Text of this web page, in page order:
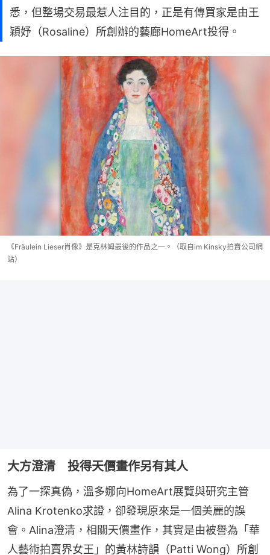
悉，但整場交易最惹人注目的，正是有傳買家是由王
穎妤（Rosaline）所創辦的藝廊HomeArt投得。
《Fräulein Lieser肖像》是克林姆最後的作品之一。（取自im Kinsky拍賣公司網
站）
大方澄清 投得天價畫作另有其人
為了一探真偽，溫多娜向HomeArt展覽與研究主管
Alina Krotenko求證，卻發現原來是一個美麗的誤
會。Alina澄清，相關天價畫作，其實是由被譽為「華
人藝術拍賣界女王」的黃林詩韻（Patti Wong）所創